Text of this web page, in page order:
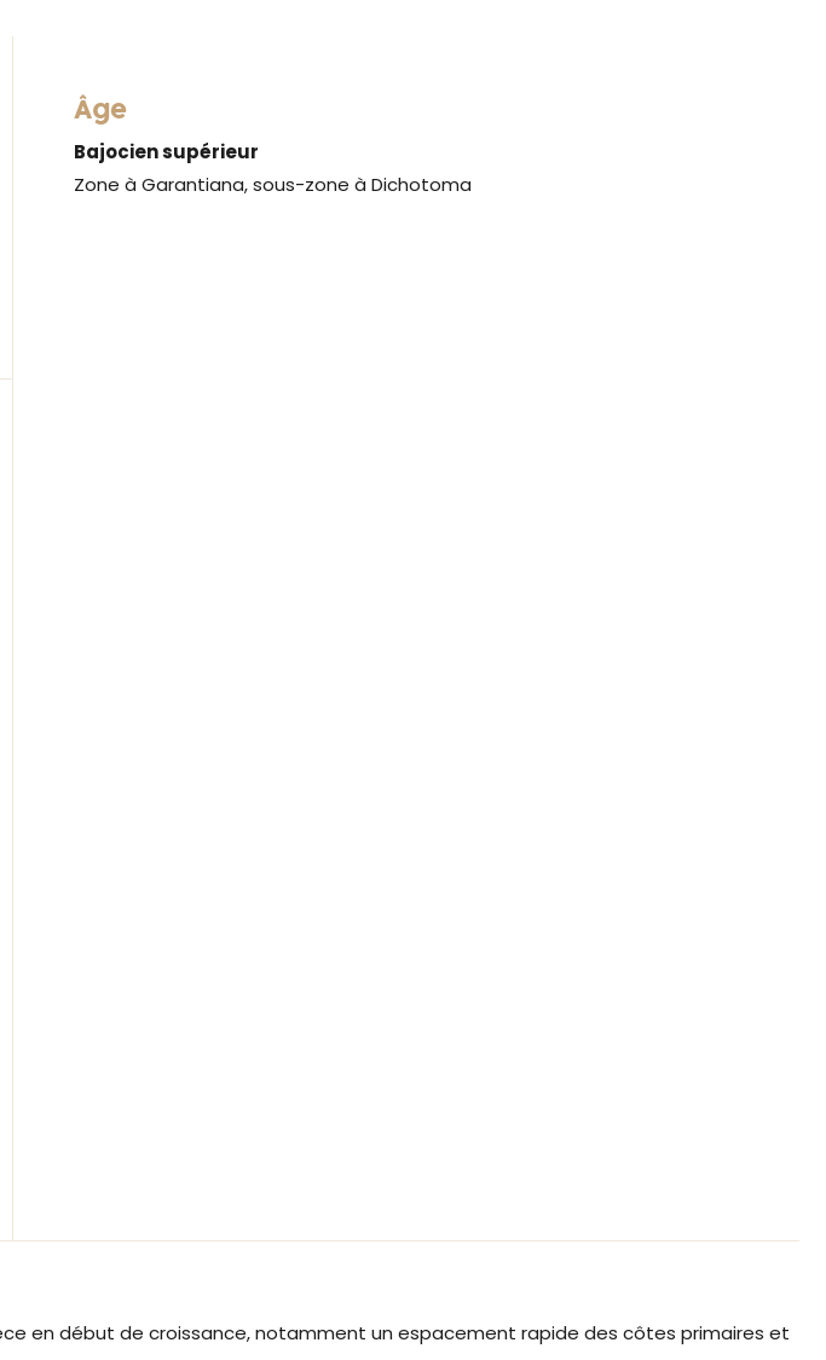
Âge
Bajocien supérieur
Zone à Garantiana, sous-zone à Dichotoma
en début de croissance, notamment un espacement rapide des côtes primaires et